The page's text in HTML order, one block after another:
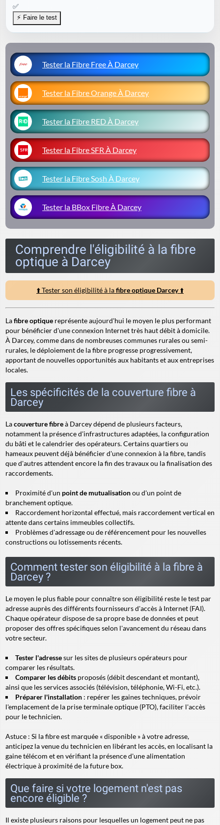
✅
Tester la Fibre Free À Darcey
Tester la Fibre Orange À Darcey
Tester la Fibre RED À Darcey
Tester la Fibre SFR À Darcey
Tester la Fibre Sosh À Darcey
Tester la BBox Fibre À Darcey
Comprendre l'éligibilité à la fibre
optique à Darcey
⬆️ Tester son éligibilité à lafibre optique Darcey⬆️
Lafibre optique représente aujourd'hui le moyen le plus performant
pour bénéficier d'une connexion Internet très haut débit à domicile.
À Darcey, comme dans de nombreuses communes rurales ou semi-
rurales, le déploiement de la fibre progresse progressivement,
apportant de nouvelles opportunités aux habitants et aux entreprises
locales.
Les spécificités de la couverture fibre à
Darcey
Lacouverture fibreà Darcey dépend de plusieurs facteurs,
notamment la présence d'infrastructures adaptées, la configuration
du bâti et le calendrier des opérateurs. Certains quartiers ou
hameaux peuvent déjà bénéficier d'une connexion à la fibre, tandis
que d'autres attendent encore la fin des travaux ou la finalisation des
raccordements.
Proximité d'un point de mutualisationou d'un point de
branchement optique.
Raccordement horizontal effectué, mais raccordement vertical en
attente dans certains immeubles collectifs.
Problèmes d'adressage ou de référencement pour les nouvelles
constructions ou lotissements récents.
Comment tester son éligibilité à la fibre à
Darcey ?
Le moyen le plus fiable pour connaître son éligibilité reste le test par
adresse auprès des différents fournisseurs d'accès à Internet (FAI).
Chaque opérateur dispose de sa propre base de données et peut
proposer des offres spécifiques selon l'avancement du réseau dans
votre secteur.
Tester l'adressesur les sites de plusieurs opérateurs pour
comparer les résultats.
Comparer les débits proposés (débit descendant et montant),
ainsi que les services associés (télévision, téléphonie, Wi-Fi, etc.).
Préparer l'installation : repérer les gaines techniques, prévoir
l'emplacement de la prise terminale optique (PTO), faciliter l'accès
pour le technicien.
Astuce : Si la fibre est marquée « disponible » à votre adresse,
anticipez la venue du technicien en libérant les accès, en localisant la
gaine télécom et en vérifiant la présence d'une alimentation
électrique à proximité de la future box.
Que faire si votre logement n'est pas
encore éligible ?
Il existe plusieurs raisons pour lesquelles un logement peut ne pas